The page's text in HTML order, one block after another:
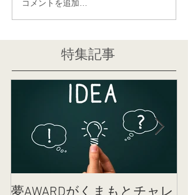
コメントを追加…
特集記事